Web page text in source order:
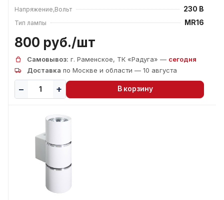
Напряжение,Вольт 230 В
Тип лампы MR16
800 руб./шт
Самовывоз: г. Раменское, ТК «Радуга» — сегодня
Доставка по Москве и области — 10 августа
В корзину